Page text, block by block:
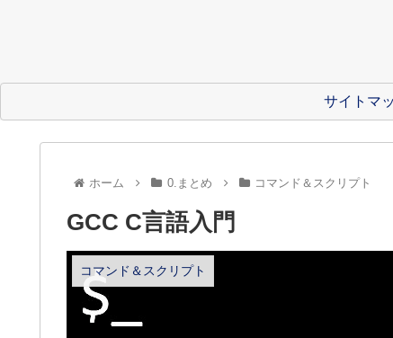
サイトマ
ホーム 0.まとめ コマンド＆スクリプト
GCC C言語入門
コマンド＆スクリプト